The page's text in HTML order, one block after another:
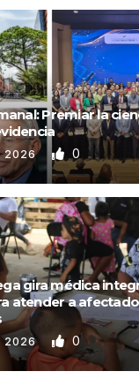
Premiar la
2026 0
gira médica
atender a
2026 0